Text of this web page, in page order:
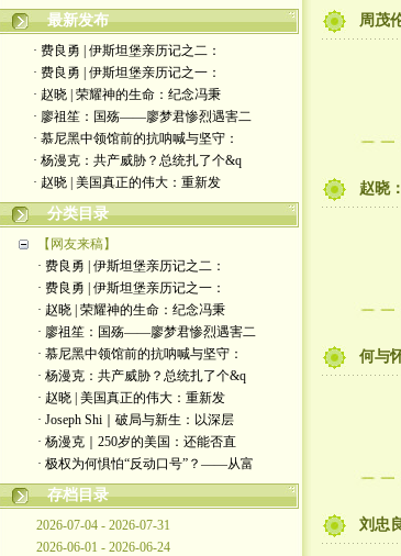
最新发布
· 费良勇 | 伊斯坦堡亲历记之二：
· 费良勇 | 伊斯坦堡亲历记之一：
· 赵晓 | 荣耀神的生命：纪念冯秉
· 廖祖笙：国殇——廖梦君惨烈遇害二
· 慕尼黑中领馆前的抗呐喊与坚守：
· 杨漫克：共产威胁？总统扎了个&q
· 赵晓 | 美国真正的伟大：重新发
分类目录
【网友来稿】
· 费良勇 | 伊斯坦堡亲历记之二：
· 费良勇 | 伊斯坦堡亲历记之一：
· 赵晓 | 荣耀神的生命：纪念冯秉
· 廖祖笙：国殇——廖梦君惨烈遇害二
· 慕尼黑中领馆前的抗呐喊与坚守：
· 杨漫克：共产威胁？总统扎了个&q
· 赵晓 | 美国真正的伟大：重新发
· Joseph Shi｜破局与新生：以深层
· 杨漫克｜250岁的美国：还能否直
· 极权为何惧怕“反动口号”？——从富
存档目录
2026-07-04 - 2026-07-31
2026-06-01 - 2026-06-24
周茂
赵晓
何与
刘忠